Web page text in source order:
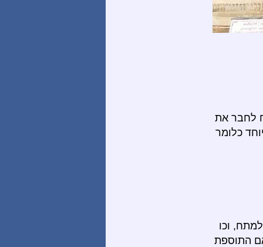
לחבר את
כלומר
וכו
התוספת